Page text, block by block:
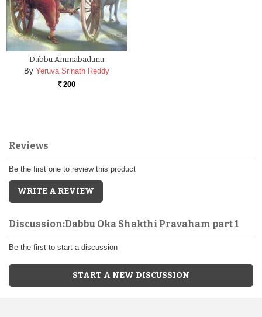
Dabbu Ammabadunu
By Yeruva Srinath Reddy
Rs. 200
Reviews
Be the first one to review this product
WRITE A REVIEW
Discussion:Dabbu Oka Shakthi Pravaham part 1
Be the first to start a discussion
START A NEW DISCUSSION